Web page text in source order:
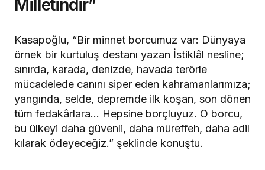
Milletindir”
Kasapoğlu, “Bir minnet borcumuz var: Dünyaya
örnek bir kurtuluş destanı yazan İstiklâl nesline;
sınırda, karada, denizde, havada terörle
mücadelede canını siper eden kahramanlarımıza;
yangında, selde, depremde ilk koşan, son dönen
tüm fedakârlara… Hepsine borçluyuz. O borcu,
bu ülkeyi daha güvenli, daha müreffeh, daha adil
kılarak ödeyeceğiz.” şeklinde konuştu.